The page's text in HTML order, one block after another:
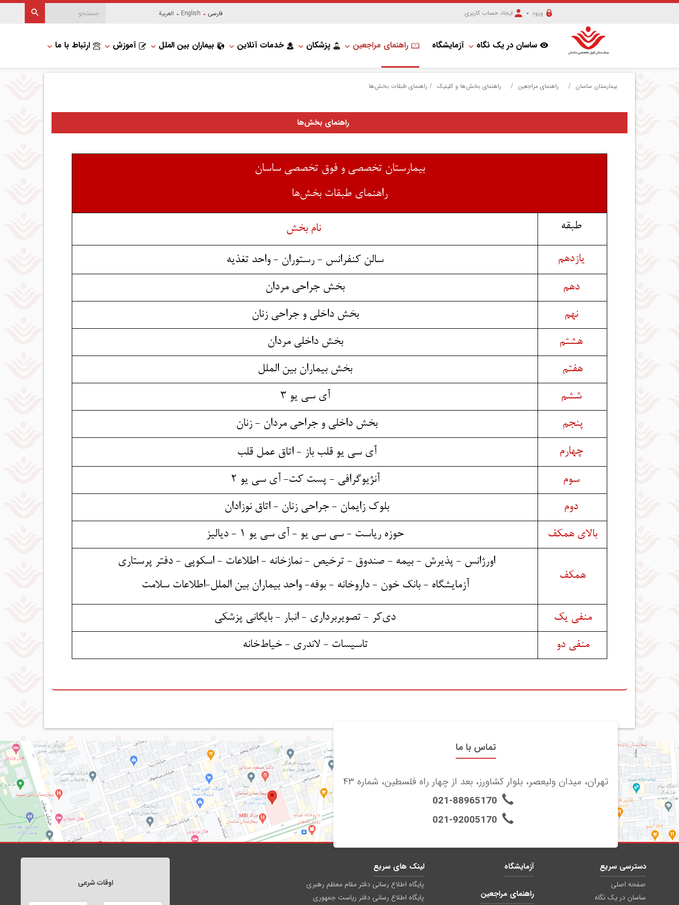
ورود ایجاد حساب کاربری فارسی English العربیة
ساسان در یک نگاه آزمایشگاه راهنمای مراجعین پزشکان خدمات آنلاین بیماران بین الملل آموزش ارتباط با ما
بیمارستان ساسان / راهنمای مراجعین / راهنمای بخش‌ها و کلینیک / راهنمای طبقات بخش‌ها
راهنمای بخش‌ها
بیمارستان تخصصی و فوق تخصصی ساسان
راهنمای طبقات بخش‌ها
طبقه نام بخش
یازدهم سالن کنفرانس - رستوران - واحد تغذیه
دهم بخش جراحی مردان
نهم بخش داخلی و جراحی زنان
هشتم بخش داخلی مردان
هفتم بخش بیماران بین الملل
ششم آی سی یو 3
پنجم بخش داخلی و جراحی مردان - زنان
چهارم آی سی یو قلب باز - اتاق عمل قلب
سوم آنژیوگرافی - پست کت- آی سی یو 2
دوم بلوک زایمان - جراحی زنان - اتاق نوزادان
بالای همکف حوزه ریاست - سی سی یو - آی سی یو 1 - دیالیز
همکف
اورژانس - پذیرش - بیمه - صندوق - ترخیص - نمازخانه - اطلاعات - اسکوپی - دفتر پرستاری
آزمایشگاه - بانک خون - داروخانه - بوفه- واحد بیماران بین الملل-اطلاعات سلامت
منفی یک دی‌کر - تصویربرداری - انبار - بایگانی پزشکی
منفی دو تاسیسات - لاندری - خیاط‌خانه
تماس با ما
تهران، میدان ولیعصر، بلوار کشاورز، بعد از چهار راه فلسطین، شماره ۴۳
021-88965170
021-92005170
دسترسی سریع
صفحه اصلی
ساسان در یک نگاه
آزمایشگاه
راهنمای مراجعین
لینک های سریع
پایگاه اطلاع رسانی دفتر مقام معظم رهبری
پایگاه اطلاع رسانی دفتر ریاست جمهوری
اوقات شرعی